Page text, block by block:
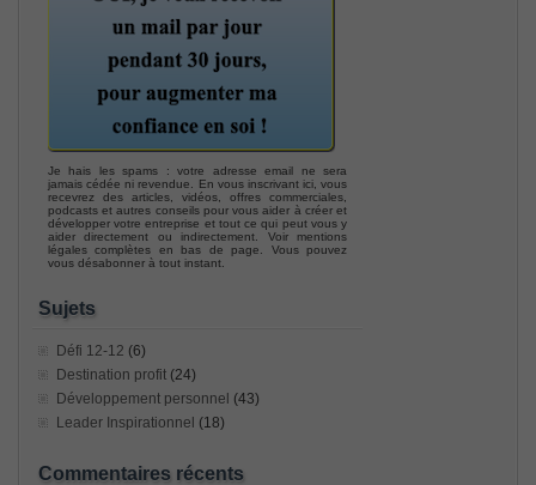
Je hais les spams : votre adresse email ne sera
jamais cédée ni revendue. En vous inscrivant ici, vous
recevrez des articles, vidéos, offres commerciales,
podcasts et autres conseils pour vous aider à créer et
développer votre entreprise et tout ce qui peut vous y
aider directement ou indirectement. Voir mentions
légales complètes en bas de page. Vous pouvez
vous désabonner à tout instant.
Sujets
Défi 12-12 (6)
Destination profit (24)
Développement personnel (43)
Leader Inspirationnel (18)
Commentaires récents